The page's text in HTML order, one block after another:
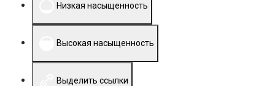
Низкая насыщенность
Высокая насыщенность
Выделить ссылки